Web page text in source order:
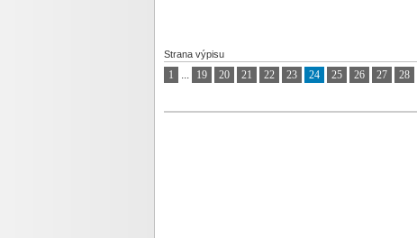
Strana výpisu
1 ... 19 20 21 22 23 24 25 26 27 28